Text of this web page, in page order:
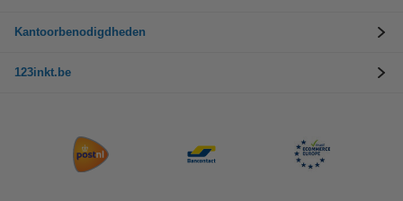
Kantoorbenodigdheden
123inkt.be